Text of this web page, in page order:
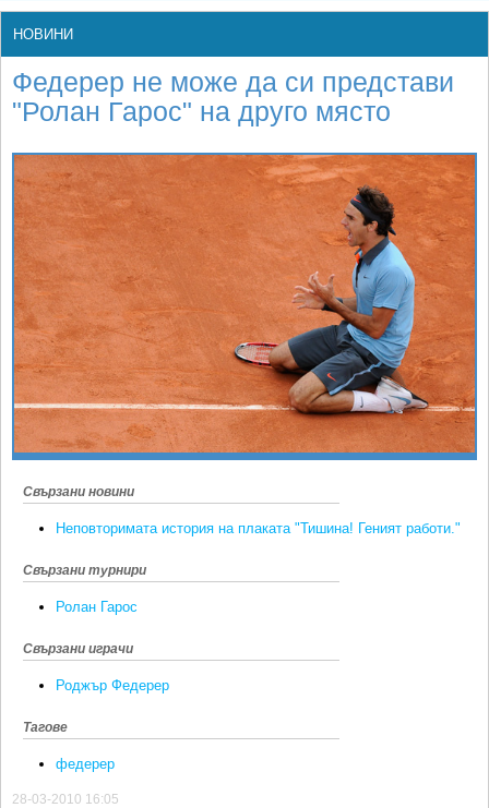
НОВИНИ
БГ
WTA
LIVE SCORES
ТУРНИРИ
SOFIA OPEN
КЛУБОВЕ
БЛОГ
ВИДЕО
ЖЪЛТО
Фотогалерии
Рекорди/Статистика
Екипировка
Любопитно
Истории
Ретро
Спорт&Фитнес
Други
Любители
НОВИНИ
Федерер не може да си представи
"Ролан Гарос" на друго място
Свързани новини
Неповторимата история на плаката "Тишина! Геният работи."
Свързани турнири
Ролан Гарос
Свързани играчи
Роджър Федерер
Тагове
федерер
28-03-2010 16:05